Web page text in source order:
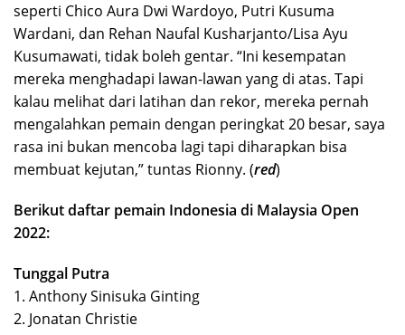
seperti Chico Aura Dwi Wardoyo, Putri Kusuma
Wardani, dan Rehan Naufal Kusharjanto/Lisa Ayu
Kusumawati, tidak boleh gentar. “Ini kesempatan
mereka menghadapi lawan-lawan yang di atas. Tapi
kalau melihat dari latihan dan rekor, mereka pernah
mengalahkan pemain dengan peringkat 20 besar, saya
rasa ini bukan mencoba lagi tapi diharapkan bisa
membuat kejutan,” tuntas Rionny. (red)
Berikut daftar pemain Indonesia di Malaysia Open
2022:
Tunggal Putra
1. Anthony Sinisuka Ginting
2. Jonatan Christie